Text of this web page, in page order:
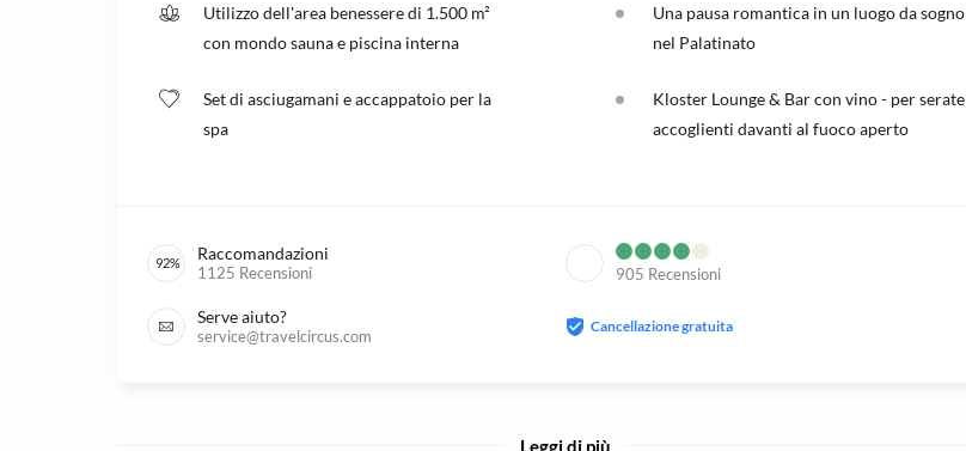
Utilizzo dell'area benessere di 1.500 m²
con mondo sauna e piscina interna
Set di asciugamani e accappatoio per la
spa
Una pausa romantica in un luogo da sogno
nel Palatinato
Kloster Lounge & Bar con vino - per serate
accoglienti davanti al fuoco aperto
92% Raccomandazioni
1125 Recensioni 905 Recensioni
Serve aiuto?
service@travelcircus.com
Cancellazione gratuita
Leggi di più